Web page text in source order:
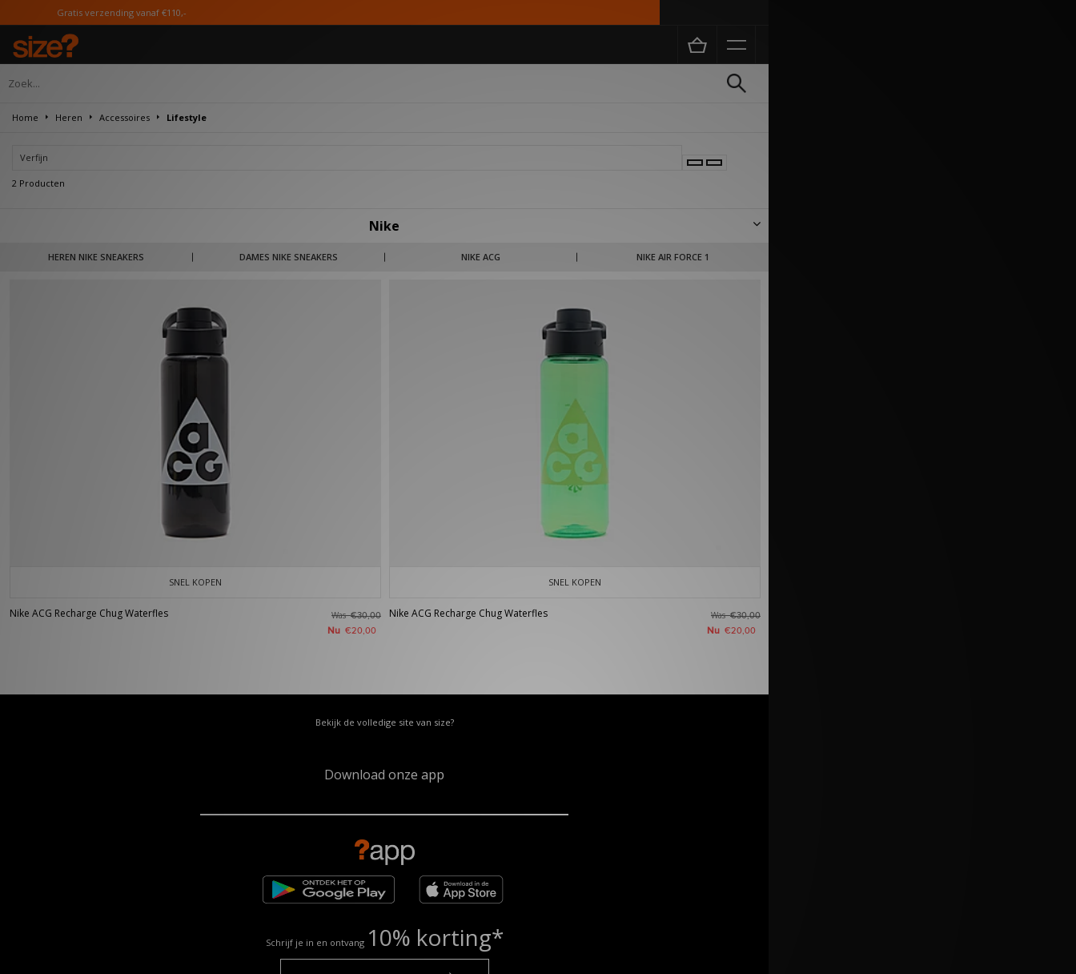
Gratis verzending vanaf €110,-
Home Heren Accessoires Lifestyle
Verfijn
2 Producten
Nike
HEREN NIKE SNEAKERS DAMES NIKE SNEAKERS NIKE ACG NIKE AIR FORCE 1
Nike werd opgericht door Phil Knight en Bill Bowerman. Het merk staat bekend om hun verrassende footwear innovaties, waaronder de track tailored zool – met behulp
van de strijkijzer van zijn vrouw..... Hedendaags produceert Nike sneakers, kleding en accessoires zowel athletic minded als Fashion.
SNEL KOPEN
Nike ACG Recharge Chug Waterfles Was€30,00
Nu €20,00
SNEL KOPEN
Nike ACG Recharge Chug Waterfles Was€30,00
Nu €20,00
Bekijk de volledige site van size?
Download onze app
Schrijf je in en ontvang 10% korting*